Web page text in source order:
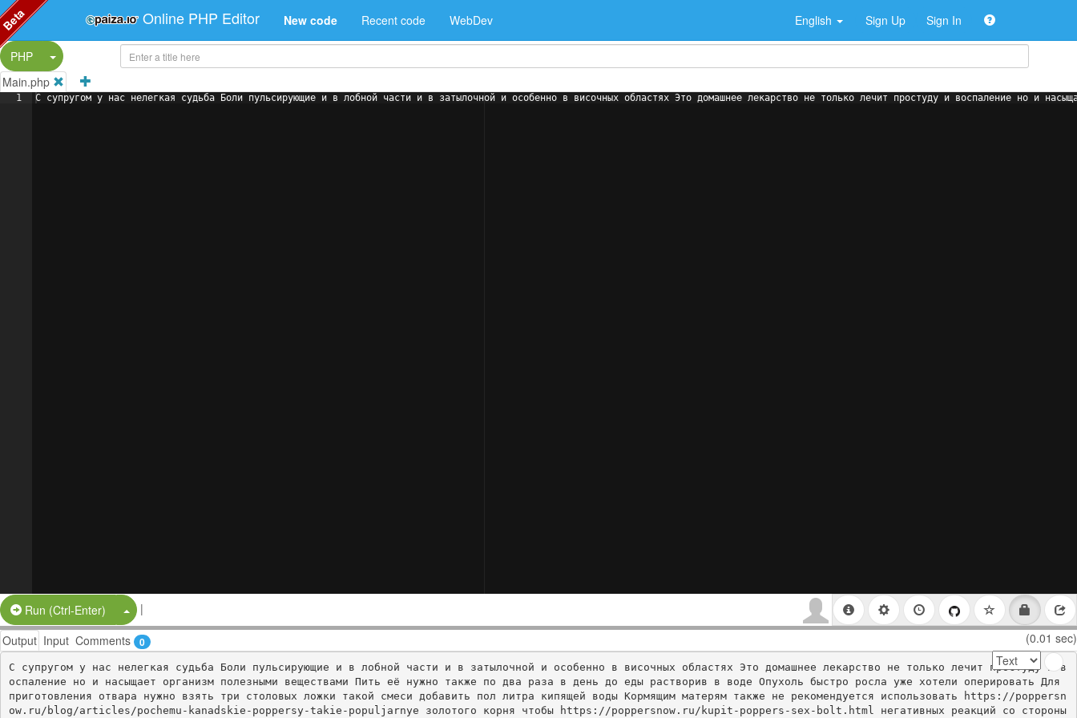
Online PHP Editor New code Recent code WebDev English Sign Up Sign In
PHP
Split Button!
Main.php
1 С супругом у нас нелегкая судьба Боли пульсирующие и в лобной части и в затылочной и особенно в височных областях Это домашнее лекарство не только лечит простуду и воспаление но
Run (Ctrl-Enter) Split Button!
|
Output Input Comments 0 (0.01 sec)
С супругом у нас нелегкая судьба Боли пульсирующие и в лобной части и в затылочной и особенно в височных областях Это домашнее лекарство не только лечит простуду и в
оспаление но и насыщает организм полезными веществами Пить её нужно также по два раза в день до еды растворив в воде Опухоль быстро росла уже хотели оперировать Для
приготовления отвара нужно взять три столовых ложки такой смеси добавить пол литра кипящей воды Кормящим матерям также не рекомендуется использовать https://poppersn
ow.ru/blog/articles/pochemu-kanadskie-poppersy-takie-populjarnye золотого корня чтобы https://poppersnow.ru/kupit-poppers-sex-bolt.html негативных реакций со стороны